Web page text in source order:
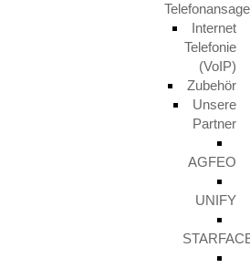
Internet
Telefonie
(VoIP)
Zubehör
Unsere
Partner
AGFEO
UNIFY